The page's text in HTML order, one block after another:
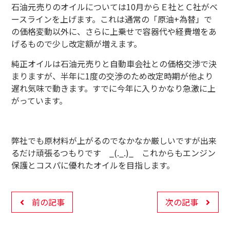
石油元売りのオイルについては10月からＥ社とＣ社がベ
ースラインを上げます。これは通常の「原油+為替」で
の価格変動以外に、さらに上乗せで容器代や経費増をあ
げるもので少し改定額が増えます。
純正オイルは石油元売りと自動車会社との価格交渉で決
まりますが、半年に1度の交渉のため改定時期が他より
遅れ気味で動きます。すでに今年に入りかなり急激に上
がっています。
弊社でも原材料が上がるのでなかなか厳しいですが出来
るだけ頑張るつもりです
_(._.)_
これからもエンジン
保護とコスパに優れたオイルを目指します。
前の記事 次の記事